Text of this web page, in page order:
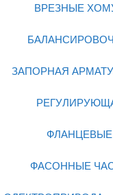
ВРЕЗНЫЕ
ЗАПОРНАЯ
ФАСОННЫЕ